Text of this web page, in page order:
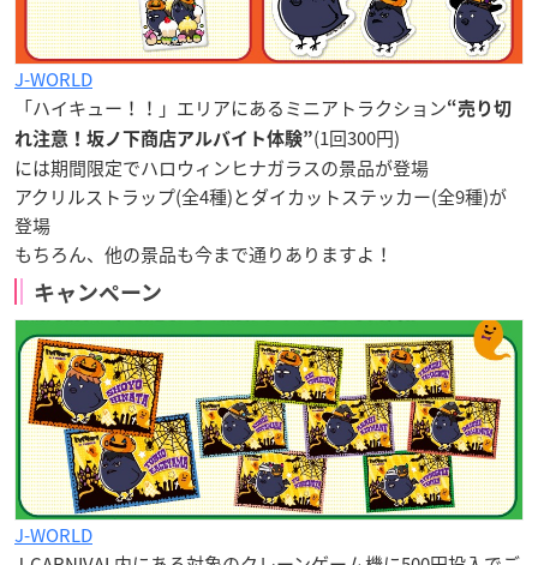
J-WORLD
「ハイキュー！！」エリアにあるミニアトラクション“売り切
れ注意！坂ノ下商店アルバイト体験”(1回300円)
には期間限定でハロウィンヒナガラスの景品が登場
アクリルストラップ(全4種)とダイカットステッカー(全9種)が
登場
もちろん、他の景品も今まで通りありますよ！
キャンペーン
J-WORLD